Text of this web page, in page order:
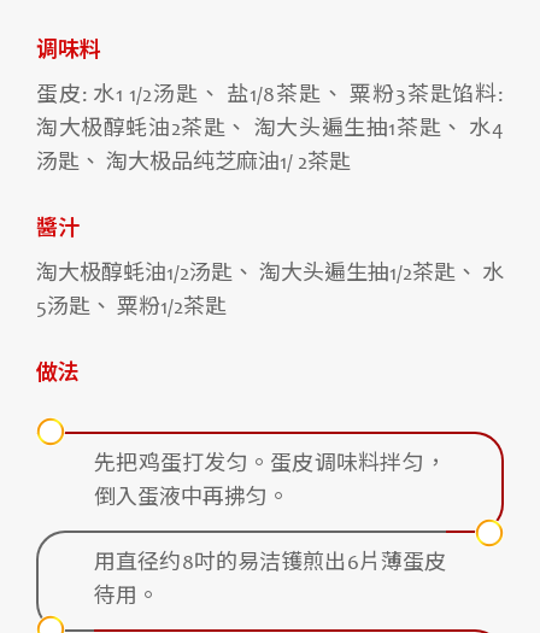
调味料
蛋皮: 水1 1/2汤匙、 盐1/8茶匙、 粟粉3茶匙馅料:
淘大极醇蚝油2茶匙、 淘大头遍生抽1茶匙、 水4
汤匙、 淘大极品纯芝麻油1/ 2茶匙
醬汁
淘大极醇蚝油1/2汤匙、 淘大头遍生抽1/2茶匙、 水
5汤匙、 粟粉1/2茶匙
做法
先把鸡蛋打发匀。蛋皮调味料拌匀，
倒入蛋液中再拂匀。
用直径约8吋的易洁镬煎出6片薄蛋皮
待用。